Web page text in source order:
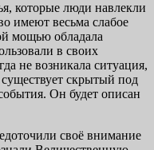
которые люди навлекли
имеют весьма слабое
мощью обладала
в своих
не возникала ситуация,
скрытый под
Он будет описан
своё внимание